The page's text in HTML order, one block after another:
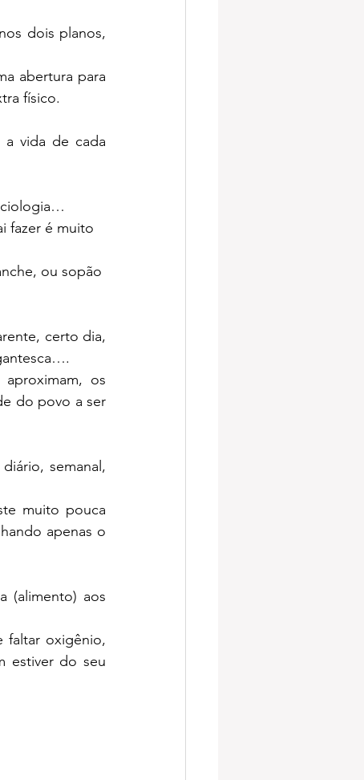
dois planos,
abertura para
físico.
vida de cada
fazer é muito
ou sopão
certo dia,
os
do povo a ser
semanal,
muito pouca
apenas o
(alimento) aos
faltar oxigênio,
estiver do seu